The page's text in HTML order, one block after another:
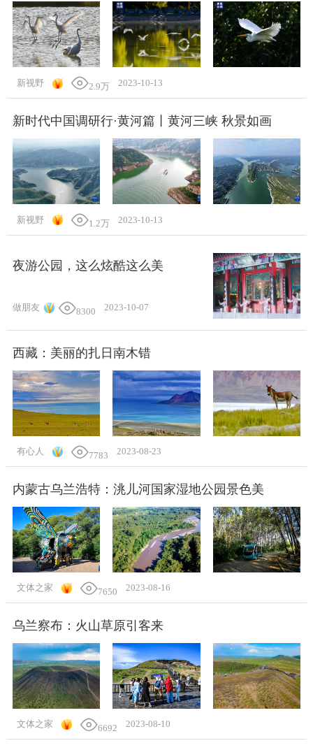
新视野 2.9万 2023-10-13
新时代中国调研行·黄河篇丨黄河三峡 秋景如画
新视野 1.2万 2023-10-13
夜游公园，这么炫酷这么美
做朋友 8300 2023-10-07
西藏：美丽的扎日南木错
有心人 7783 2023-08-23
内蒙古乌兰浩特：洮儿河国家湿地公园景色美
文体之家 7650 2023-08-16
乌兰察布：火山草原引客来
文体之家 6692 2023-08-10